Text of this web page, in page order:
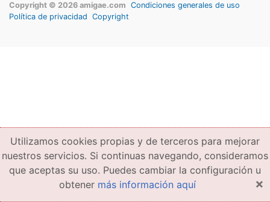
Copyright © 2026 amigae.com Condiciones generales de uso
Política de privacidad Copyright
Utilizamos cookies propias y de terceros para mejorar
nuestros servicios. Si continuas navegando, consideramos
que aceptas su uso. Puedes cambiar la configuración u
obtener más información aquí ×